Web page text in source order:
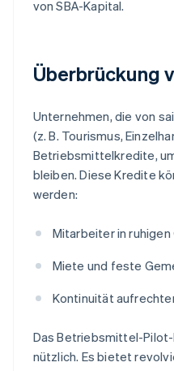
von SBA-Kapital.
Überbrückung
Unternehmen, die von
(z. B. Tourismus,
Betriebsmittelkredite,
bleiben. Diese Kredite
werden:
Mitarbeiter in
Miete und feste
Kontinuität
Das Betriebsmittel-
nützlich. Es bietet